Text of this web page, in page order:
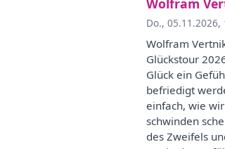
Wolfram
Do., 05.11.2026,
Wolfram
Glückstour
Glück ein
befriedigt
einfach, wie
schwinden
des Zweifels